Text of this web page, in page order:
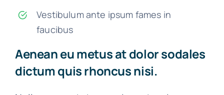
Vestibulum ante ipsum fames in
faucibus
Aenean eu metus at dolor sodales
dictum quis rhoncus nisi.